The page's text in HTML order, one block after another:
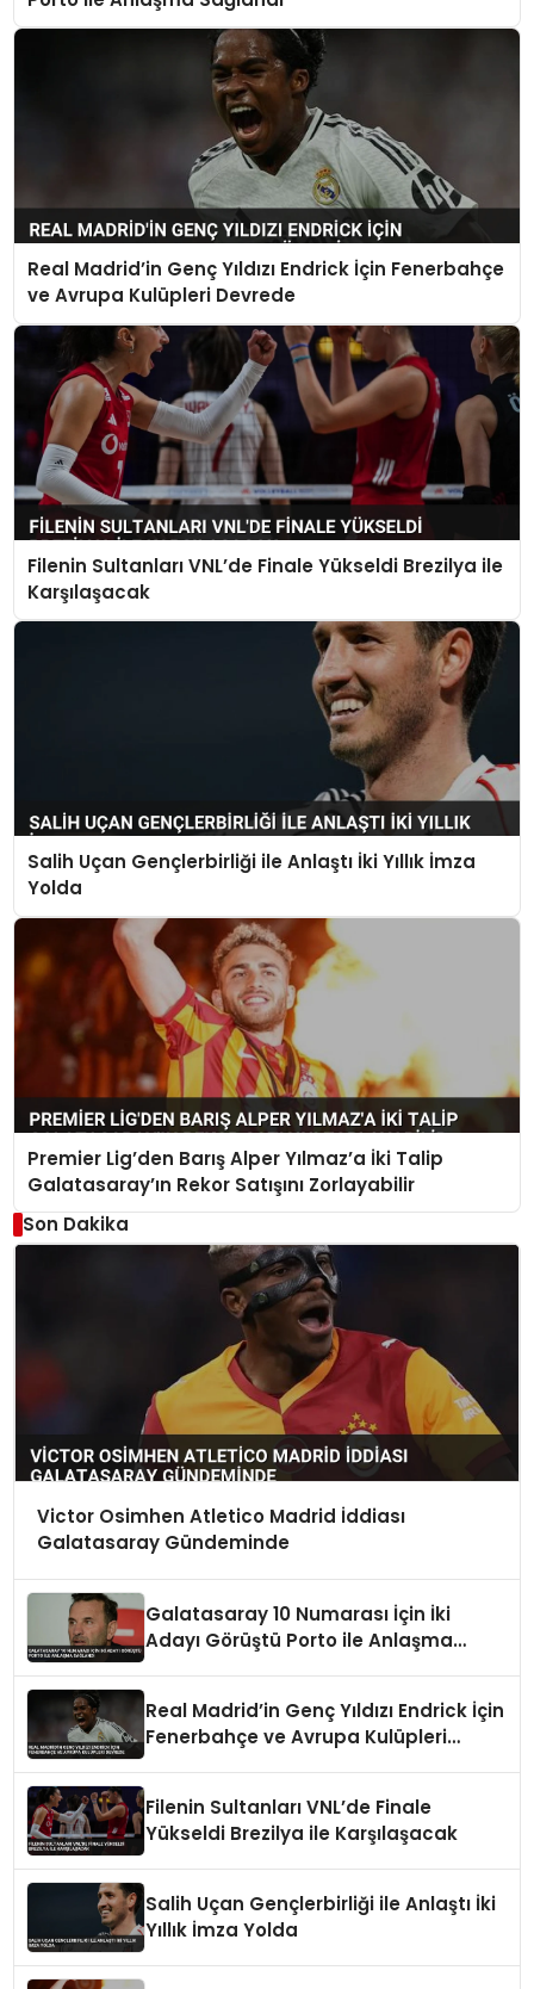
Real Madrid’in Genç Yıldızı Endrick İçin Fenerbahçe
ve Avrupa Kulüpleri Devrede
Filenin Sultanları VNL’de Finale Yükseldi Brezilya ile
Karşılaşacak
Salih Uçan Gençlerbirliği ile Anlaştı İki Yıllık İmza
Yolda
Premier Lig’den Barış Alper Yılmaz’a İki Talip
Galatasaray’ın Rekor Satışını Zorlayabilir
Son Dakika
Victor Osimhen Atletico Madrid İddiası
Galatasaray Gündeminde
Galatasaray 10 Numarası İçin İki
Adayı Görüştü Porto ile Anlaşma
Real Madrid’in Genç Yıldızı Endrick İçin
Fenerbahçe ve Avrupa Kulüpleri
Filenin Sultanları VNL’de Finale
Yükseldi Brezilya ile Karşılaşacak
Salih Uçan Gençlerbirliği ile Anlaştı İki
Yıllık İmza Yolda